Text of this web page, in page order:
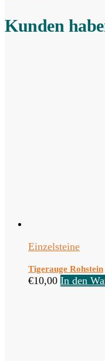
Kunden
Einzelsteine
Tigerauge Rohstein
€10,00 In den